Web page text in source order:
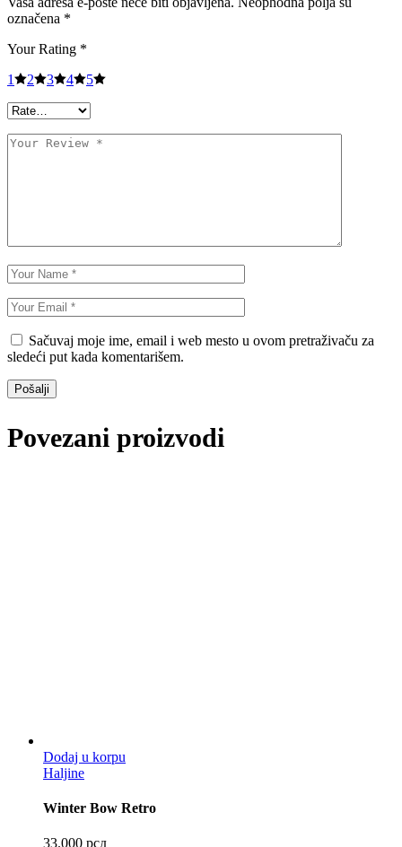
označena *
Your Rating *
1
2 3 4 5
Sačuvaj moje ime, email i web mesto u ovom pretraživaču za
sledeći put kada komentarišem.
Pošalji
Povezani proizvodi
Dodaj u korpu
Haljine
Winter Bow Retro
33.000 рсд